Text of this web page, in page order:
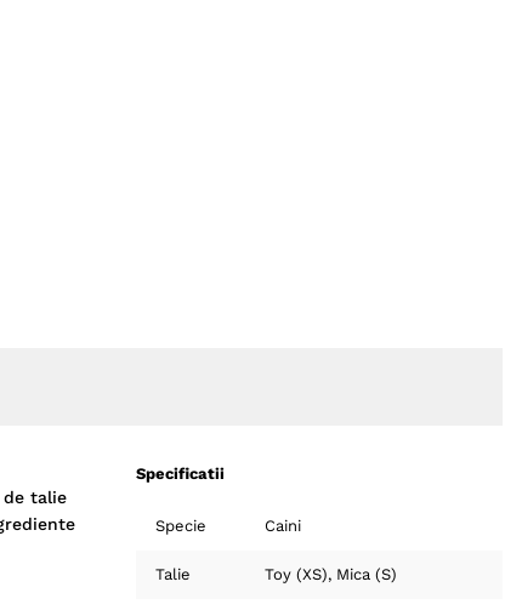
de talie
Specificatii
Specie Caini
Talie Toy (XS) Mica (S)